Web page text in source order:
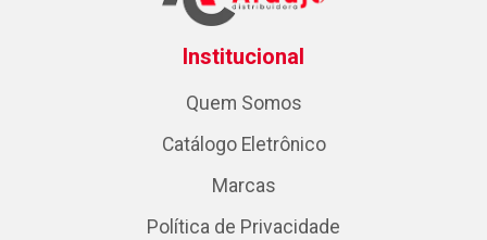
Institucional
Quem Somos
Catálogo Eletrônico
Marcas
Política de Privacidade